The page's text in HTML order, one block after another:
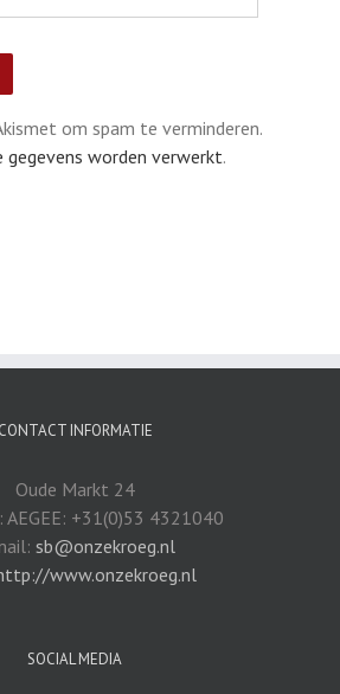
om spam te verminderen.
gegevens worden verwerkt.
CONTACT INFORMATIE
Oude Markt 24
AEGEE: +31(0)53 4321040
sb@onzekroeg.nl
www.onzekroeg.nl
SOCIAL MEDIA